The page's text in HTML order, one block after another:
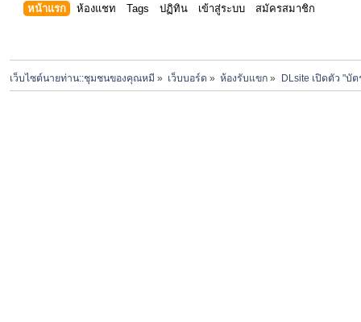
หน้าแรก ห้องแชท Tags ปฏิทิน เข้าสู่ระบบ สมัครสมาชิก
เว็บไซต์นายท่าน::ชุมชนของคุณหมี » เว็บบอร์ด » ห้องรับแขก » DLsite เปิดตัว "บัต